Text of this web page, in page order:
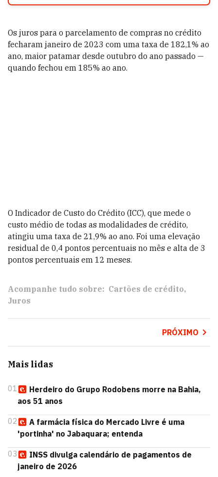
Os juros para o parcelamento de compras no crédito
fecharam janeiro de 2023 com uma taxa de 182,1% ao
ano, maior patamar desde outubro do ano passado —
quando fechou em 185% ao ano.
O Indicador de Custo do Crédito (ICC), que mede o
custo médio de todas as modalidades de crédito,
atingiu uma taxa de 21,9% ao ano. Foi uma elevação
residual de 0,4 pontos percentuais no mês e alta de 3
pontos percentuais em 12 meses.
Acompanhe tudo sobre: Cartões de crédito
Juros
PRÓXIMO
Mais lidas
01
Herdeiro do Grupo Rodobens morre na Bahia,
aos 51 anos
02
A farmácia física do Mercado Livre é uma
'portinha' no Jabaquara; entenda
03
INSS divulga calendário de pagamentos de
janeiro de 2026